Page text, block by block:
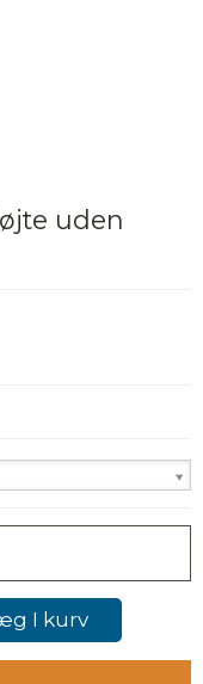
uden
I kurv